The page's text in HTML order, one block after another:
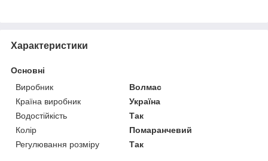
Характеристики
Основні
Виробник
Волмас
Країна виробник
Україна
Водостійкість
Так
Колір
Помаранчевий
Регулювання розміру
Так